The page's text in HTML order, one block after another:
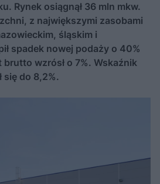
Rynek osiągnął 36 mln mkw.
z największymi zasobami
śląskim i
spadek nowej podaży o 40%
wzrósł o 7%. Wskaźnik
się do 8,2%.